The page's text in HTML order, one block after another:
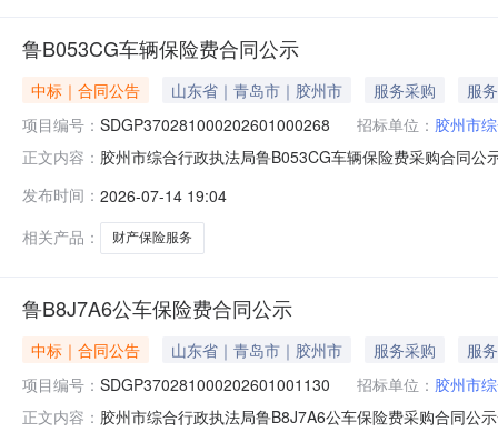
鲁B053CG车辆保险费合同公示
中标｜合同公告 山东省｜青岛市｜胶州市 服务采购
服务
项目编号： SDGP370281000202601000268 招标单位： 胶州市
正文内容： 胶州市综合行政执法局鲁B053CG车辆保险费采购合同
方）：中路财产保险股份有限公司青岛分公司地址：山
发布时间： 2026-07-14 19:04
相关产品：
财产保险服务
鲁B8J7A6公车保险费合同公示
中标｜合同公告 山东省｜青岛市｜胶州市 服务采购
服务
项目编号： SDGP370281000202601001130 招标单位： 胶州市
正文内容： 胶州市综合行政执法局鲁B8J7A6公车保险费采购合同公